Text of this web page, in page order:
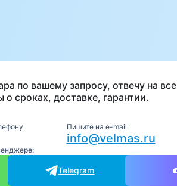
по вашему запросу, отвечу на все
сроках, доставке, гарантии.
Пишите на e-mail:
info@velmas.ru
Telegram